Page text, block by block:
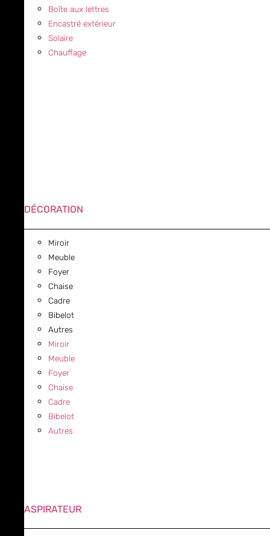
Boîte aux lettres
Encastré extérieur
Solaire
Chauffage
DÉCORATION
Miroir
Meuble
Foyer
Chaise
Cadre
Bibelot
Autres
Miroir
Meuble
Foyer
Chaise
Cadre
Bibelot
Autres
ASPIRATEUR